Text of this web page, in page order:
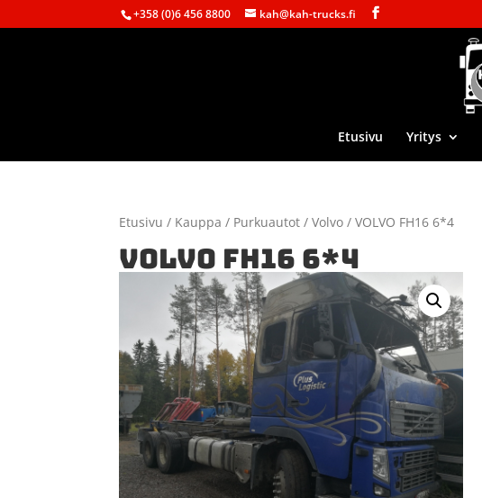
+358 (0)6 456 8800 kah@kah-trucks.fi
Etusivu Yritys
Etusivu / Kauppa / Purkuautot / Volvo / VOLVO FH16 6*4
VOLVO FH16 6*4